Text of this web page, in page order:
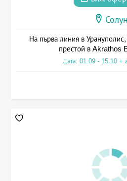
Солун
На първа линия в
престой в Akrathos
Дата: 01.09 - 15.10 +